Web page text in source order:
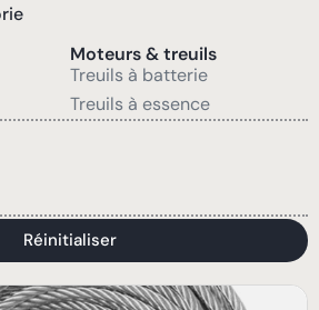
Moteurs & treuils
Treuils à batterie
Treuils à essence
Réinitialiser